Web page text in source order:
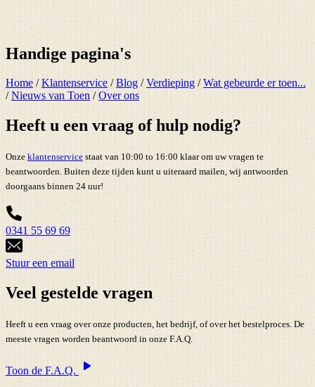
Handige pagina's
Home /Klantenservice /Blog /Verdieping /Wat gebeurde er toen...
/Nieuws van Toen /Over ons
Heeft u een vraag of hulp nodig?
Onze klantenservice staat van 10:00 to 16:00 klaar om uw vragen te
beantwoorden. Buiten deze tijden kunt u uiteraard mailen, wij antwoorden
doorgaans binnen 24 uur!
0341 55 69 69
Stuur een email
Veel gestelde vragen
Heeft u een vraag over onze producten, het bedrijf, of over het bestelproces. De
meeste vragen worden beantwoord in onze F.A.Q.
Toon de F.A.Q.